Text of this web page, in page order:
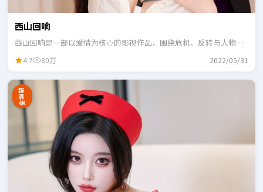
西山回响
西山回响是一部以爱情为核心的影视作品，围绕危机、反转与人物成
4.7 80万 2022/05/31
超
清
4K